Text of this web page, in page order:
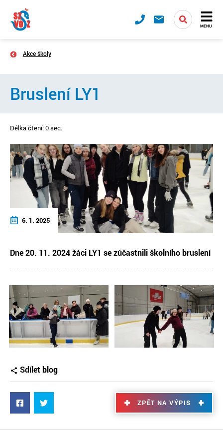
MENU
Akce školy
Bruslení LY1
Délka čtení: 0 sec.
6. 1. 2025
Dne 20. 11. 2024 žáci LY1 se zúčastnili školního bruslení
Sdílet blog
ZPĚT NA VÝPIS